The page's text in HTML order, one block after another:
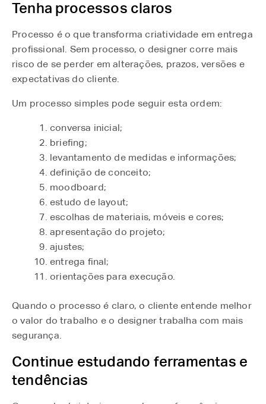
Tenha processos claros
Processo é o que transforma criatividade em entrega
profissional. Sem processo, o designer corre mais
risco de se perder em alterações, prazos, versões e
expectativas do cliente.
Um processo simples pode seguir esta ordem:
conversa inicial;
briefing;
levantamento de medidas e informações;
definição de conceito;
moodboard;
estudo de layout;
escolhas de materiais, móveis e cores;
apresentação do projeto;
ajustes;
entrega final;
orientações para execução.
Quando o processo é claro, o cliente entende melhor
o valor do trabalho e o designer trabalha com mais
segurança.
Continue estudando ferramentas e
tendências